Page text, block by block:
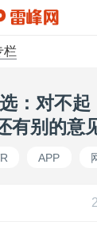
栏
：对不起
有别的意
APP